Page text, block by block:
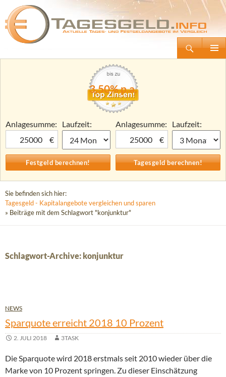
Tagesgeld.info – Tagesgeldkonten vergleichen und Tagesgeld-Zinsen berechnen
Zum
3,50% p.a.
Anlagesumme:
€
Laufzeit:
Anlagesumme:
€
Laufzeit:
Sie befinden sich hier:
Tagesgeld - Kapitalangebote vergleichen und sparen
» Beiträge mit dem Schlagwort "konjunktur"
Schlagwort-Archive: konjunktur
NEWS
Sparquote erreicht 2018 10 Prozent
2. JULI 2018 3TASK
Die Sparquote wird 2018 erstmals seit 2010 wieder über die
Marke von 10 Prozent springen. Zu dieser Einschätzung